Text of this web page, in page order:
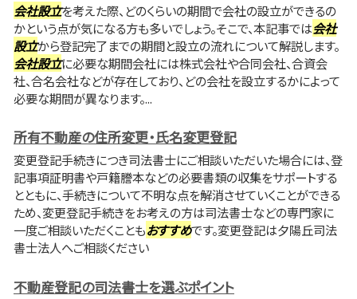
会社設立を考えた際、どのくらいの期間で会社の設立ができるの
かという点が気になる方も多いでしょう。そこで、本記事では会社
設立から登記完了までの期間と設立の流れについて解説します。
会社設立に必要な期間会社には株式会社や合同会社、合資会
社、合名会社などが存在しており、どの会社を設立するかによって
必要な期間が異なります。...
所有不動産の住所変更・氏名変更登記
変更登記手続きにつき司法書士にご相談いただいた場合には、登
記事項証明書や戸籍謄本などの必要書類の収集をサポートする
とともに、手続きについて不明な点を解消させていくことができる
ため、変更登記手続きをお考えの方は司法書士などの専門家に
一度ご相談いただくこともおすすめです。変更登記は夕陽丘司法
書士法人へご相談ください
不動産登記の司法書士を選ぶポイント